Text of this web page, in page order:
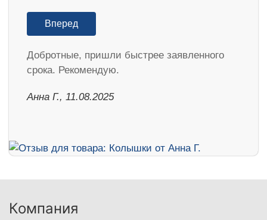
Вперед
Добротные, пришли быстрее заявленного
срока. Рекомендую.
Анна Г., 11.08.2025
Компания